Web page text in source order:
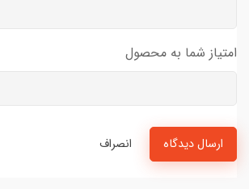
امتیاز شما به محصول
ارسال دیدگاه انصراف